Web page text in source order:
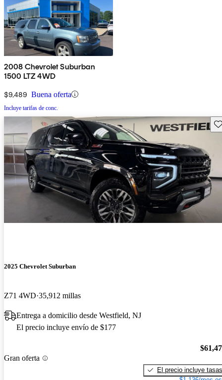
2008 Chevrolet Suburban
1500 LTZ 4WD
$9,489 Buena oferta
Incluye tarifas de conc.
2025 Chevrolet Suburban
Z71 4WD 35,912 millas
Entrega a domicilio desde Westfield, NJ
El precio incluye envío de $177
Gran oferta
El precio incluye tasas